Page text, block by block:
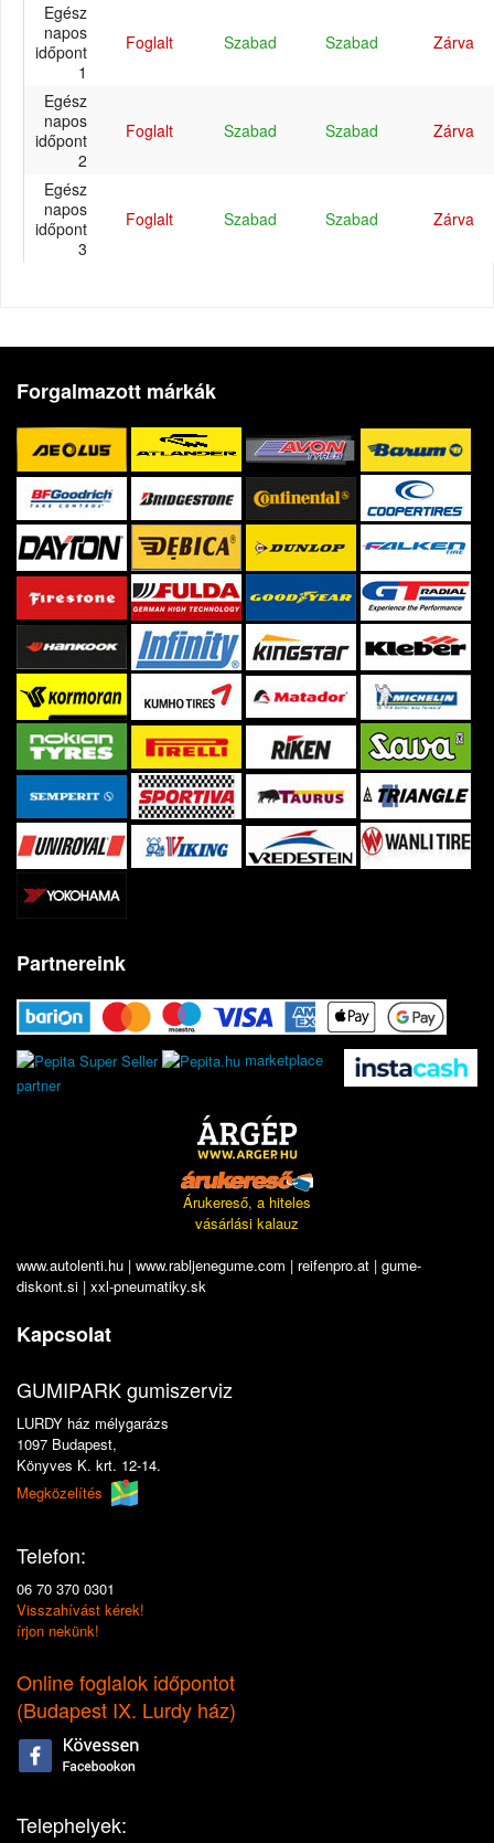
Egész
napos
időpont
1
Foglalt Szabad Szabad Zárva
Egész
napos
időpont
2
Foglalt Szabad Szabad Zárva
Egész
napos
időpont
3
Foglalt Szabad Szabad Zárva
Forgalmazott márkák
Partnereink
marketplace
partner
Árukereső, a hiteles
vásárlási kalauz
www.autolenti.hu | www.rabljenegume.com | reifenpro.at | gume-
diskont.si | xxl-pneumatiky.sk
Kapcsolat
GUMIPARK gumiszerviz
LURDY ház mélygarázs
1097 Budapest,
Könyves K. krt. 12-14.
Megközelítés
Telefon:
06 70 370 0301
Visszahívást kérek!
írjon nekünk!
Online foglalok időpontot
(Budapest IX. Lurdy ház)
Telephelyek: